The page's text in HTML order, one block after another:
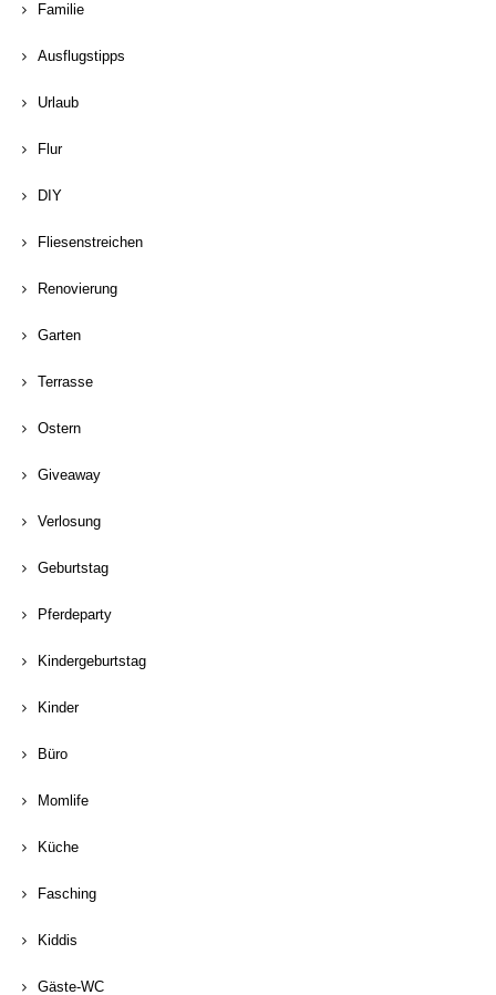
Familie
Ausflugstipps
Urlaub
Flur
DIY
Fliesenstreichen
Renovierung
Garten
Terrasse
Ostern
Giveaway
Verlosung
Geburtstag
Pferdeparty
Kindergeburtstag
Kinder
Büro
Momlife
Küche
Fasching
Kiddis
Gäste-WC